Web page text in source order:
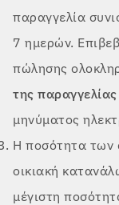
παραγγελία
7 ημερών.
πώλησης
της παραγγελίας
μηνύματος
Η ποσότητα των
οικιακή
μέγιστη